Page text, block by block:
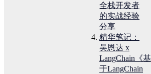
全栈开发者
的实战经验
分享
精华笔记：
吴恩达 x
LangChain《基
于LangChain